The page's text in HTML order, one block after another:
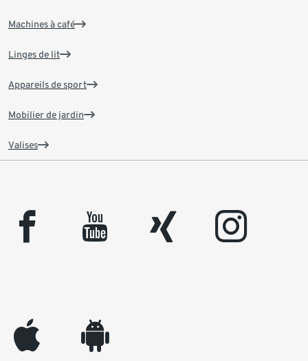
Machines à café
Linges de lit
Appareils de sport
Mobilier de jardin
Valises
facebook youtube xing instagram
appleinc android